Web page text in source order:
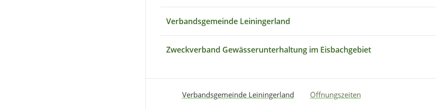
Verbandsgemeinde Leiningerland
Zweckverband Gewässerunterhaltung im Eisbachgebiet
Verbandsgemeinde Leiningerland Öffnungszeiten